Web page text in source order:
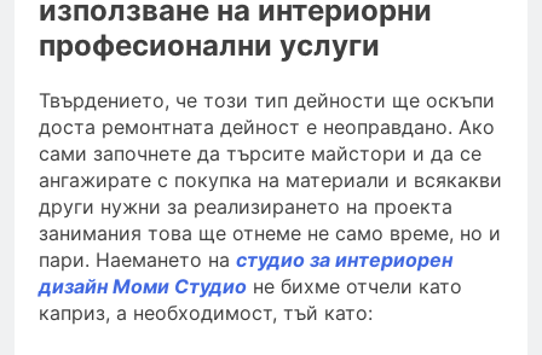
използване на интериорни
професионални услуги
Твърдението, че този тип дейности ще оскъпи
доста ремонтната дейност е неоправдано. Ако
сами започнете да търсите майстори и да се
ангажирате с покупка на материали и всякакви
други нужни за реализирането на проекта
занимания това ще отнеме не само време, но и
пари. Наемането на студио за интериорен
дизайн Моми Студио не бихме отчели като
каприз, а необходимост, тъй като: